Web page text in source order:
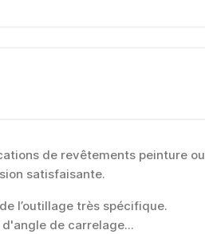
de revêtements peinture ou
satisfaisante.
l’outillage très spécifique.
de carrelage...